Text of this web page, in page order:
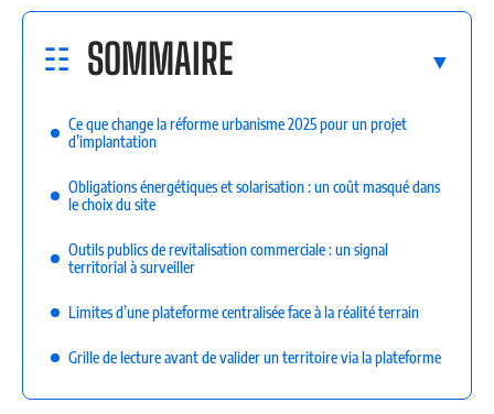
SOMMAIRE
Ce que change la réforme urbanisme 2025 pour un projet
d’implantation
Obligations énergétiques et solarisation : un coût masqué dans
le choix du site
Outils publics de revitalisation commerciale : un signal
territorial à surveiller
Limites d’une plateforme centralisée face à la réalité terrain
Grille de lecture avant de valider un territoire via la plateforme